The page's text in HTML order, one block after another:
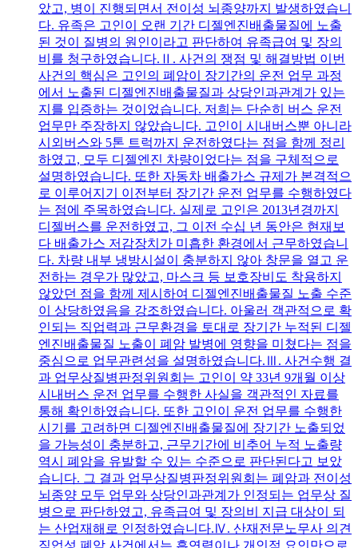
았고, 병이 진행되면서 전이성 뇌종양까지 발생하였습니
다. 유족은 고인이 오랜 기간 디젤엔진배출물질에 노출
된 것이 질병의 원인이라고 판단하여 유족급여 및 장의
비를 청구하였습니다.Ⅱ. 사건의 쟁점 및 해결방법 이번
사건의 핵심은 고인의 폐암이 장기간의 운전 업무 과정
에서 노출된 디젤엔진배출물질과 상당인과관계가 있는
지를 입증하는 것이었습니다. 저희는 단순히 버스 운전
업무만 주장하지 않았습니다. 고인이 시내버스뿐 아니라
시외버스와 5톤 트럭까지 운전하였다는 점을 함께 정리
하였고, 모두 디젤엔진 차량이었다는 점을 구체적으로
설명하였습니다. 또한 자동차 배출가스 규제가 본격적으
로 이루어지기 이전부터 장기간 운전 업무를 수행하였다
는 점에 주목하였습니다. 실제로 고인은 2013년경까지
디젤버스를 운전하였고, 그 이전 수십 년 동안은 현재보
다 배출가스 저감장치가 미흡한 환경에서 근무하였습니
다. 차량 내부 냉방시설이 충분하지 않아 창문을 열고 운
전하는 경우가 많았고, 마스크 등 보호장비도 착용하지
않았던 점을 함께 제시하여 디젤엔진배출물질 노출 수준
이 상당하였음을 강조하였습니다. 아울러 객관적으로 확
인되는 직업력과 근무환경을 토대로 장기간 누적된 디젤
엔진배출물질 노출이 폐암 발병에 영향을 미쳤다는 점을
중심으로 업무관련성을 설명하였습니다.Ⅲ. 사건수행 결
과 업무상질병판정위원회는 고인이 약 33년 9개월 이상
시내버스 운전 업무를 수행한 사실을 객관적인 자료를
통해 확인하였습니다. 또한 고인이 운전 업무를 수행한
시기를 고려하면 디젤엔진배출물질에 장기간 노출되었
을 가능성이 충분하고, 근무기간에 비추어 누적 노출량
역시 폐암을 유발할 수 있는 수준으로 판단된다고 보았
습니다. 그 결과 업무상질병판정위원회는 폐암과 전이성
뇌종양 모두 업무와 상당인과관계가 인정되는 업무상 질
병으로 판단하였고, 유족급여 및 장의비 지급 대상이 되
는 산업재해로 인정하였습니다.Ⅳ. 산재전문노무사 의견
직업성 폐암 사건에서는 흡연력이나 개인적 요인만으로